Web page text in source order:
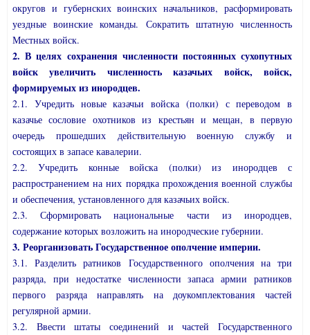
округов и губернских воинских начальников, расформировать
уездные воинские команды. Сократить штатную численность
Местных войск.
2. В целях сохранения численности постоянных сухопутных
войск увеличить численность казачьих войск, войск,
формируемых из инородцев.
2.1. Учредить новые казачьи войска (полки) с переводом в
казачье сословие охотников из крестьян и мещан, в первую
очередь прошедших действительную военную службу и
состоящих в запасе кавалерии.
2.2. Учредить конные войска (полки) из инородцев с
распространением на них порядка прохождения военной службы
и обеспечения, установленного для казачьих войск.
2.3. Сформировать национальные части из инородцев,
содержание которых возложить на инородческие губернии.
3. Реорганизовать Государственное ополчение империи.
3.1. Разделить ратников Государственного ополчения на три
разряда, при недостатке численности запаса армии ратников
первого разряда направлять на доукомплектования частей
регулярной армии.
3.2. Ввести штаты соединений и частей Государственного